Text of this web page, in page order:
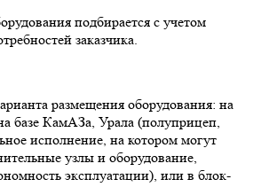
подбирается с учетом
заказчика.
размещения оборудования: на
базе КамАЗа, Урала (полуприцеп,
исполнение, на котором могут
узлы и оборудование,
эксплуатации), или в блок-